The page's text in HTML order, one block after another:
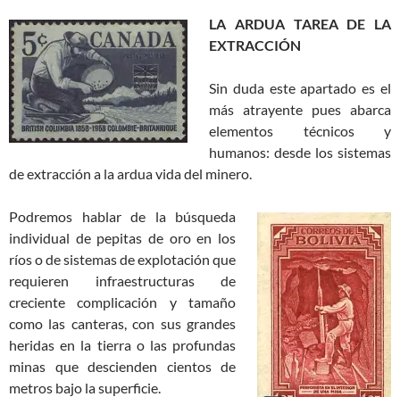
LA ARDUA TAREA DE LA
EXTRACCIÓN
Sin duda este apartado es el
más atrayente pues abarca
elementos técnicos y
humanos: desde los sistemas
de extracción a la ardua vida del minero.
Podremos hablar de la búsqueda
individual de pepitas de oro en los
ríos o de sistemas de explotación que
requieren infraestructuras de
creciente complicación y tamaño
como las canteras, con sus grandes
heridas en la tierra o las profundas
minas que descienden cientos de
metros bajo la superficie.